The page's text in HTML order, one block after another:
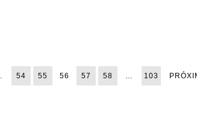
54 55 56 57 58 103